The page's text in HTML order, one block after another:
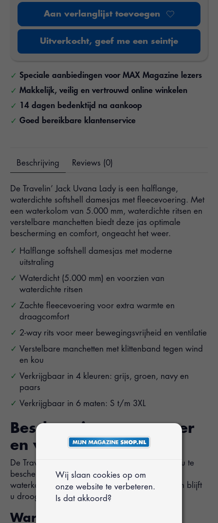
Aan verlanglijst toevoegen
Uitverkocht, geef me een seintje
Speciale aanbiedingen voor MAX Magazine lezers
Makkelijk, veilig en vertrouwd online winkelen
14 dagen bedenktijd na aankoop
Goed bereikbare klantenservice
Beschrijving Reviews (0)
De Travelin’ Jack Uvana Lady is een halflange,
waterdichte softshell damesjas met fleecevoering. Met
een waterkolom van 5.000 mm, waterdichte ritsen en
verstelbare manchetten biedt deze jas optimale
bescherming en comfort, ongeacht het weer.
Halflange softshell damesjas met moderne
uitstraling
Waterdicht (5.000 mm) en voorzien van
waterdichte ritsen
Zachte fleecevoering voor extra warmte en
draagcomfort
2-way rits voor meer bewegingsvrijheid en ventilatie
Verstelbare manchetten met klittenband tegen wind
en kou
Verkrijgbaar in 4 kleuren: grijs, groen, navy en
paars
Verkrijgbaar in 6 maten: S t/m 3XL
Bescherming tegen weer
en wind
De Travelin’ Jack Uvana Lady is ontworpen om u te
beschermen tegen regen en wind. Met een
waterkolom van 5.000 mm en waterdichte ritsen blijft
u droog, zelfs tijdens stevige regenbuien.
Warm en comfortabel
Wij slaan cookies op om
onze website te verbeteren.
Is dat akkoord?